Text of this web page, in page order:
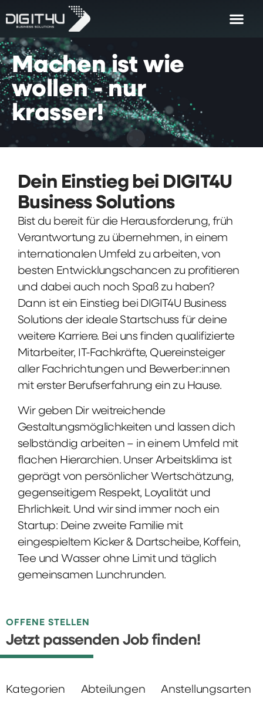
Machen ist wie
wollen - nur
krasser!
Dein Einstieg bei DIGIT4U
Business Solutions
Bist du bereit für die Herausforderung, früh
Verantwortung zu übernehmen, in einem
internationalen Umfeld zu arbeiten, von
besten Entwicklungschancen zu profitieren
und dabei auch noch Spaß zu haben?
Dann ist ein Einstieg bei DIGIT4U Business
Solutions der ideale Startschuss für deine
weitere Karriere. Bei uns finden qualifizierte
Mitarbeiter, IT-Fachkräfte, Quereinsteiger
aller Fachrichtungen und Bewerber:innen
mit erster Berufserfahrung ein zu Hause.
Wir geben Dir weitreichende
Gestaltungsmöglichkeiten und lassen dich
selbständig arbeiten – in einem Umfeld mit
flachen Hierarchien. Unser Arbeitsklima ist
geprägt von persönlicher Wertschätzung,
gegenseitigem Respekt, Loyalität und
Ehrlichkeit. Und wir sind immer noch ein
Startup: Deine zweite Familie mit
eingespieltem Kicker & Dartscheibe, Koffein,
Tee und Wasser ohne Limit und täglich
gemeinsamen Lunchrunden.
OFFENE STELLEN
Jetzt passenden Job finden!
Kategorien Abteilungen Anstellungsarten